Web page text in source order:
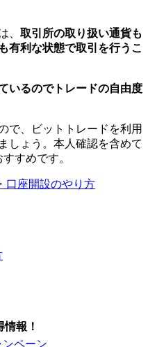
、 取引所の取り扱い通貨も
有利な状態で取引を行うこ
いるのでトレードの自由度
で、ビットトレードを利用
しょう。本人確認を含めて
すめです。
口座開設のやり方
報！
ペーン